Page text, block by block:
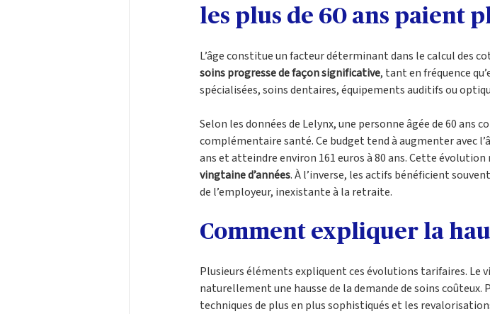
les plus de 60 ans paient
L’âge constitue un facteur déterminant dans le calcul des
soins progresse de façon significative, tant en fréquence
spécialisées, soins dentaires, équipements auditifs ou
Selon les données de Lelynx, une personne âgée de 60 ans
complémentaire santé. Ce budget tend à augmenter avec
ans et atteindre environ 161 euros à 80 ans. Cette évolution
vingtaine d’années. À l’inverse, les actifs bénéficient
de l’employeur, inexistante à la retraite.
Comment expliquer la
Plusieurs éléments expliquent ces évolutions tarifaires.
naturellement une hausse de la demande de soins
techniques de plus en plus sophistiqués et les